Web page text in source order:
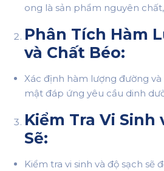
ong là sản phẩm nguyên
Phân Tích Hàm
và Chất Béo:
Xác định hàm lượng đường
mật đáp ứng yêu cầu dinh
Kiểm Tra Vi Sinh
Sẽ:
Kiểm tra vi sinh và độ sạch sẽ